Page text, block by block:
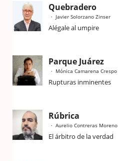
Quebradero
Javier Solorzano Zinser
Alégale al umpire
Parque Juárez
Mónica Camarena Crespo
Rupturas inminentes
Rúbrica
Aurelio Contreras Moreno
El árbitro de la verdad